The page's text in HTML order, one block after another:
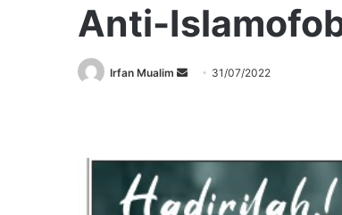
Anti-
Irfan Mualim
Send 31/07/2022